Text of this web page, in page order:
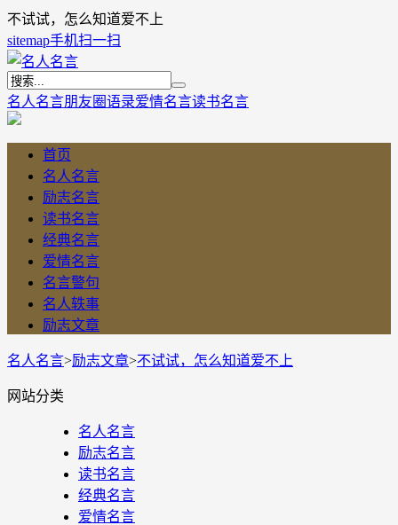
不试试，怎么知道爱不上
sitemap手机扫一扫
名人名言朋友圈语录爱情名言读书名言
首页
名人名言
励志名言
读书名言
经典名言
爱情名言
名言警句
名人轶事
励志文章
名人名言>励志文章>不试试，怎么知道爱不上
网站分类
名人名言
励志名言
读书名言
经典名言
爱情名言